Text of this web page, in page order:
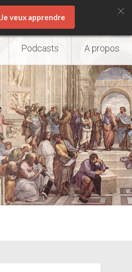
Podcasts A propos
Je veux apprendre